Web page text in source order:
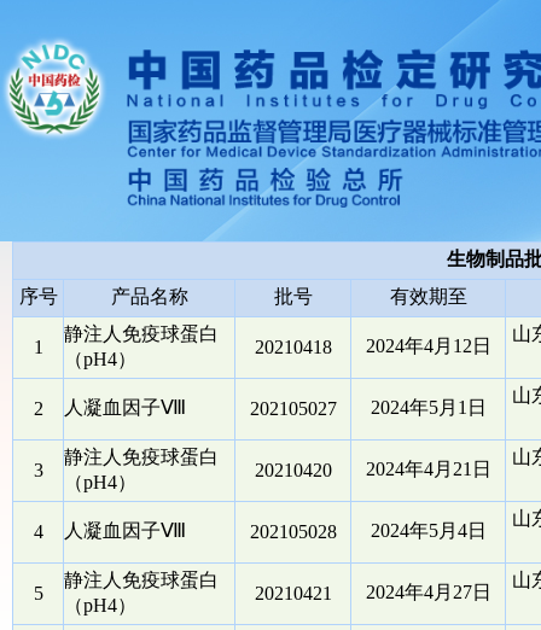
生物制品
序号
产品名称 批号 有效期至
1
静注人免疫球蛋白
（pH4）
20210418 2024年4月12日
山
2 人凝血因子Ⅷ 202105027 2024年5月1日
山
3
静注人免疫球蛋白
（pH4）
20210420 2024年4月21日
山
4 人凝血因子Ⅷ 202105028 2024年5月4日
山
5
静注人免疫球蛋白
（pH4）
20210421 2024年4月27日
山